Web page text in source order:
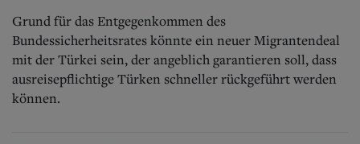
Grund für das Entgegenkommen des
Bundessicherheitsrates könnte ein neuer Migrantendeal
mit der Türkei sein, der angeblich garantieren soll, dass
ausreisepflichtige Türken schneller rückgeführt werden
können.